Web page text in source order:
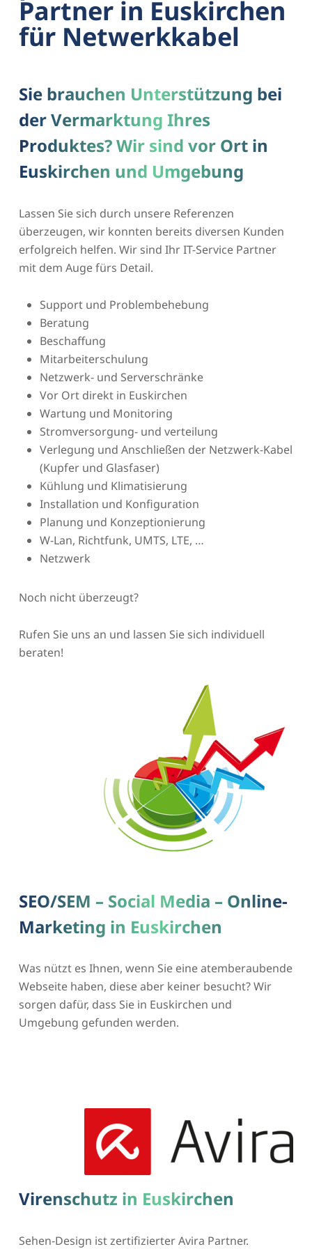
Partner in Euskirchen
für Netwerkkabel
Sie brauchen Unterstützung bei
der Vermarktung Ihres
Produktes? Wir sind vor Ort in
Euskirchen und Umgebung
Lassen Sie sich durch unsere Referenzen
überzeugen, wir konnten bereits diversen Kunden
erfolgreich helfen. Wir sind Ihr IT-Service Partner
mit dem Auge fürs Detail.
Support und Problembehebung
Beratung
Beschaffung
Mitarbeiterschulung
Netzwerk- und Serverschränke
Vor Ort direkt in Euskirchen
Wartung und Monitoring
Stromversorgung- und verteilung
Verlegung und Anschließen der Netzwerk-Kabel
(Kupfer und Glasfaser)
Kühlung und Klimatisierung
Installation und Konfiguration
Planung und Konzeptionierung
W-Lan, Richtfunk, UMTS, LTE, …
Netzwerk
Noch nicht überzeugt?
Rufen Sie uns an und lassen Sie sich individuell
beraten!
SEO/SEM – Social Media – Online-
Marketing in Euskirchen
Was nützt es Ihnen, wenn Sie eine atemberaubende
Webseite haben, diese aber keiner besucht? Wir
sorgen dafür, dass Sie in Euskirchen und
Umgebung gefunden werden.
Virenschutz in Euskirchen
Sehen-Design ist zertifizierter Avira Partner.